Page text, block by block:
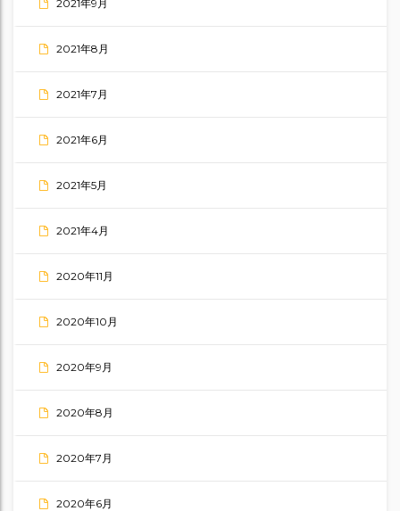
2021年9月
2021年8月
2021年7月
2021年6月
2021年5月
2021年4月
2020年11月
2020年10月
2020年9月
2020年8月
2020年7月
2020年6月